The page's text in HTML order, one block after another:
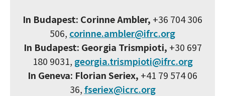
In Budapest: Corinne Ambler, +36 704 306
506, corinne.ambler@ifrc.org
In Budapest: Georgia Trismpioti, +30 697
180 9031, georgia.trismpioti@ifrc.org
In Geneva: Florian Seriex, +41 79 574 06
36,fseriex@icrc.org